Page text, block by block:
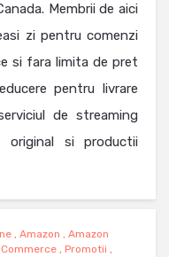
Membrii de aici
zi pentru comenzi
si fara limita de pret
pentru livrare
de streaming
original si productii
, Amazon , Amazon
, Promotii ,